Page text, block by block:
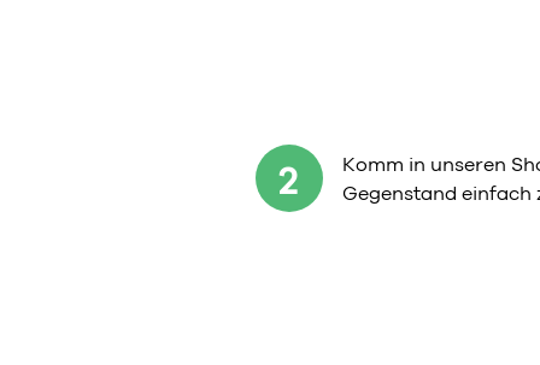
2
Komm in unseren
Gegenstand einfach